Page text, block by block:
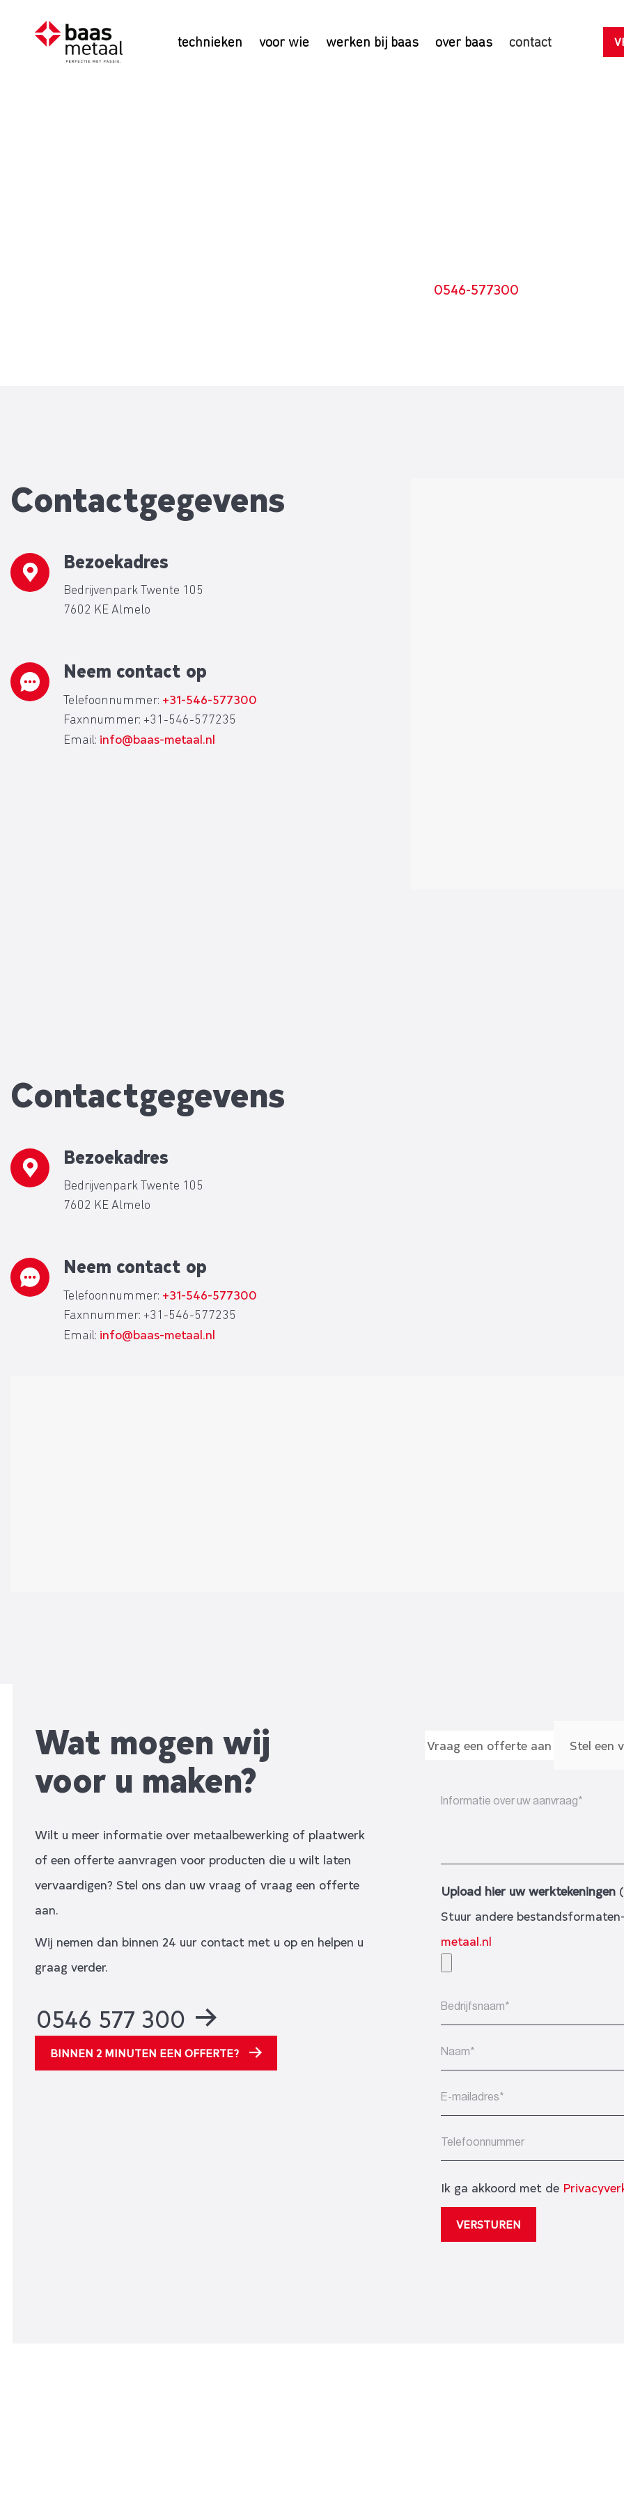
technieken voor wie werken bij baas over baas contact
0546-577300
Contactgegevens
Bezoekadres
Bedrijvenpark Twente 105
7602 KE Almelo
Neem contact op
Telefoonnummer: +31-546-577300
Faxnnummer: +31-546-577235
Email: info@baas-metaal.nl
Contactgegevens
Bezoekadres
Bedrijvenpark Twente 105
7602 KE Almelo
Neem contact op
Telefoonnummer: +31-546-577300
Faxnnummer: +31-546-577235
Email: info@baas-metaal.nl
Wat mogen wij
voor u maken?
Wilt u meer informatie over metaalbewerking of plaatwerk
of een offerte aanvragen voor producten die u wilt laten
vervaardigen? Stel ons dan uw vraag of vraag een offerte
aan.
Wij nemen dan binnen 24 uur contact met u op en helpen u
graag verder.
0546 577 300
BINNEN 2 MINUTEN EEN OFFERTE?
Vraag een offerte aan Stel een
Upload hier uw werktekeningen
Stuur andere
metaal.nl
Ik ga akkoord met de